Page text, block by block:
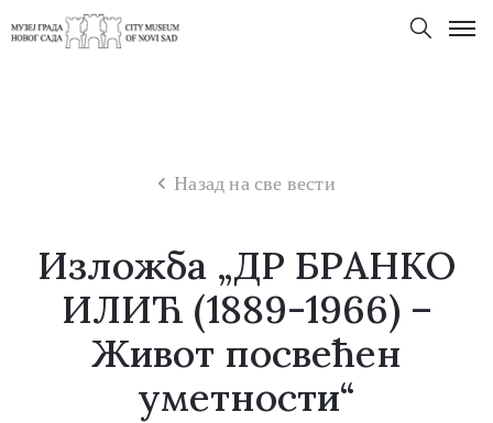
Назад на све вести
Изложба „ДР БРАНКО
ИЛИЋ (1889-1966) –
Живот посвећен
уметности“